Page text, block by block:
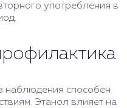
употребления в
наблюдения способен
Этанол влияет на